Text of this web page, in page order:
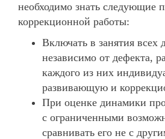
необходимо знать следующие
коррекционной работы:
Включать в занятия всех
независимо от дефекта,
каждого из них
развивающую и
При оценке динамики
с ограниченными
сравнивать его не с